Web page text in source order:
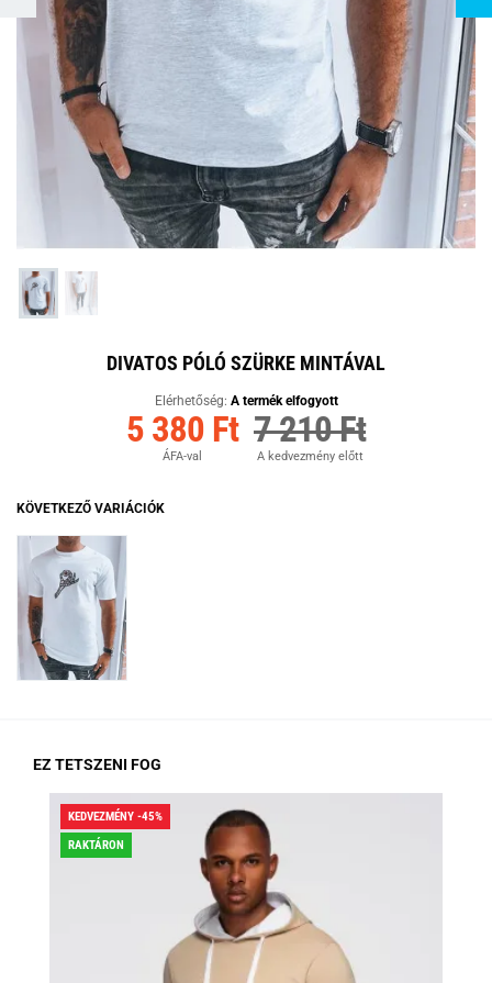
DIVATOS PÓLÓ SZÜRKE MINTÁVAL
Elérhetőség: A termék elfogyott
5 380 Ft
ÁFA-val
7 210 Ft
A kedvezmény előtt
KÖVETKEZŐ VARIÁCIÓK
EZ TETSZENI FOG
KEDVEZMÉNY -45%
RAKTÁRON